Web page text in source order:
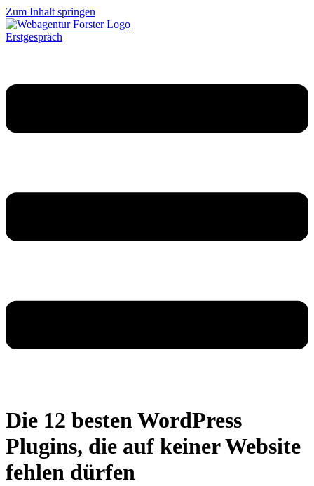
Zum Inhalt springen
Erstgespräch
Die 12 besten WordPress
Plugins, die auf keiner Website
fehlen dürfen